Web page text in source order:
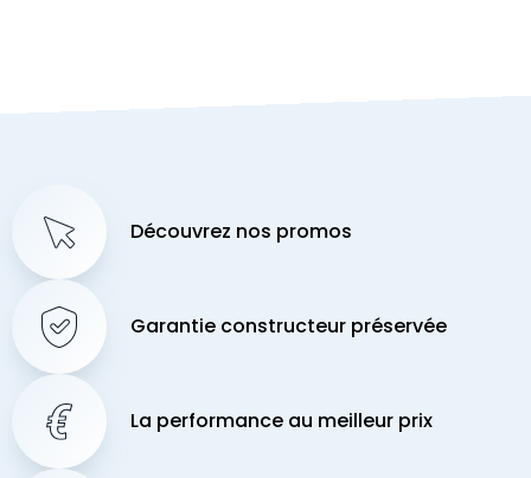
Découvrez nos promos
Garantie constructeur préservée
La performance au meilleur prix